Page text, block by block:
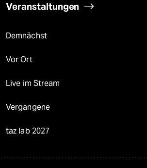
Veranstaltungen
Demnächst
Vor Ort
Live im Stream
Vergangene
taz lab 2027